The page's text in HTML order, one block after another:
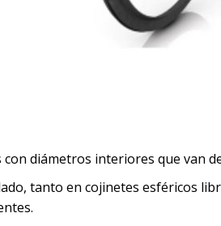
diámetros interiores que van
tanto en cojinetes esféricos